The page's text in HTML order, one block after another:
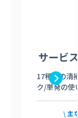
サービ
17種類の清
ク/単発の使
主